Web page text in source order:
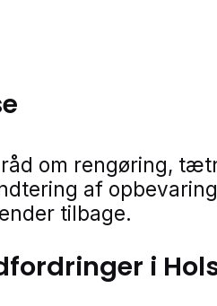
om rengøring,
af
tilbage.
i